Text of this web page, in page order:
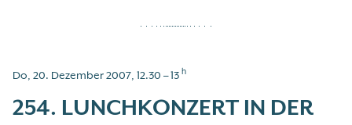
Do, 20. Dezember 2007, 12.30 – 13 h
254. LUNCHKONZERT IN DER